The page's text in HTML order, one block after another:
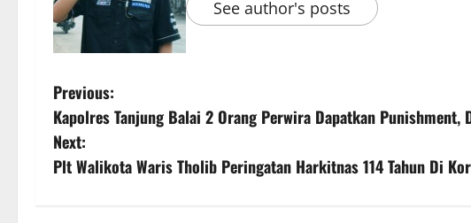
See author's posts
Previous:
Kapolres Tanjung Balai 2 Orang Perwira Dapatkan
Next:
Plt Walikota Waris Tholib Peringatan Harkitnas 114 Tahun Di